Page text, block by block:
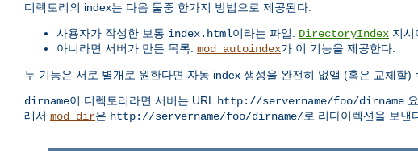
디렉토리의 index는 다음 둘중 한가지 방법으로 제공된다:
사용자가 작성한 보통 index.html이라는 파일. DirectoryIndex 지시
아니라면 서버가 만든 목록. mod_autoindex가 이 기능을 제공한다.
두 기능은 서로 별개로 원한다면 자동 index 생성을 완전히 없앨 (혹은 교체할)
dirname이 디렉토리라면 서버는 URL http://servername/foo/dirname
래서 mod_dir은 http://servername/foo/dirname/로 리다이렉션을 보낸